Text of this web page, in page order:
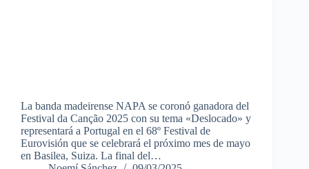
La banda madeirense NAPA se coronó ganadora del
Festival da Canção 2025 con su tema «Deslocado» y
representará a Portugal en el 68º Festival de
Eurovisión que se celebrará el próximo mes de mayo
en Basilea, Suiza. La final del…